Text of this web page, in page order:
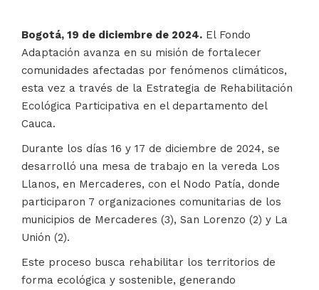
Bogotá, 19 de diciembre de 2024. El Fondo
Adaptación avanza en su misión de fortalecer
comunidades afectadas por fenómenos climáticos,
esta vez a través de la Estrategia de Rehabilitación
Ecológica Participativa en el departamento del
Cauca.
Durante los días 16 y 17 de diciembre de 2024, se
desarrolló una mesa de trabajo en la vereda Los
Llanos, en Mercaderes, con el Nodo Patía, donde
participaron 7 organizaciones comunitarias de los
municipios de Mercaderes (3), San Lorenzo (2) y La
Unión (2).
Este proceso busca rehabilitar los territorios de
forma ecológica y sostenible, generando